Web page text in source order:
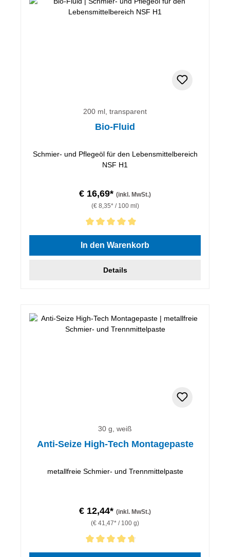
200 ml, transparent
Bio-Fluid
Schmier- und Pflegeöl für den Lebensmittelbereich
NSF H1
€ 16,69* (inkl. MwSt.)
(€ 8,35* / 100 ml)
Durchschnittliche Bewertung von 5 von 5 Sternen
In den Warenkorb
Details
30 g, weiß
Anti-Seize High-Tech Montagepaste
metallfreie Schmier- und Trennmittelpaste
€ 12,44* (inkl. MwSt.)
(€ 41,47* / 100 g)
Durchschnittliche Bewertung von 4.67 von 5 Sternen